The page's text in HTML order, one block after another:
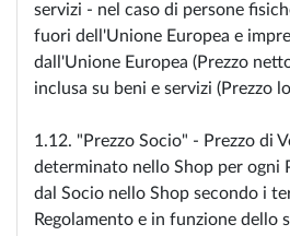
servizi - nel caso di persone
fuori dell'Unione Europea e
dall'Unione Europea (Prezzo
inclusa su beni e servizi (Prezzo
1.12. "Prezzo Socio" - Prezzo di
determinato nello Shop per ogni
dal Socio nello Shop secondo i
Regolamento e in funzione dello